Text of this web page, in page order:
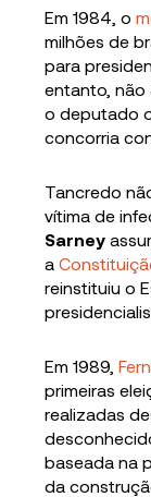
Em 1984, o
milhões de
para
entanto, não
o deputado
concorria
Tancredo
vítima de
Sarney
a
reinstituiu o
Em 1989,
primeiras
realizadas
baseada na
da